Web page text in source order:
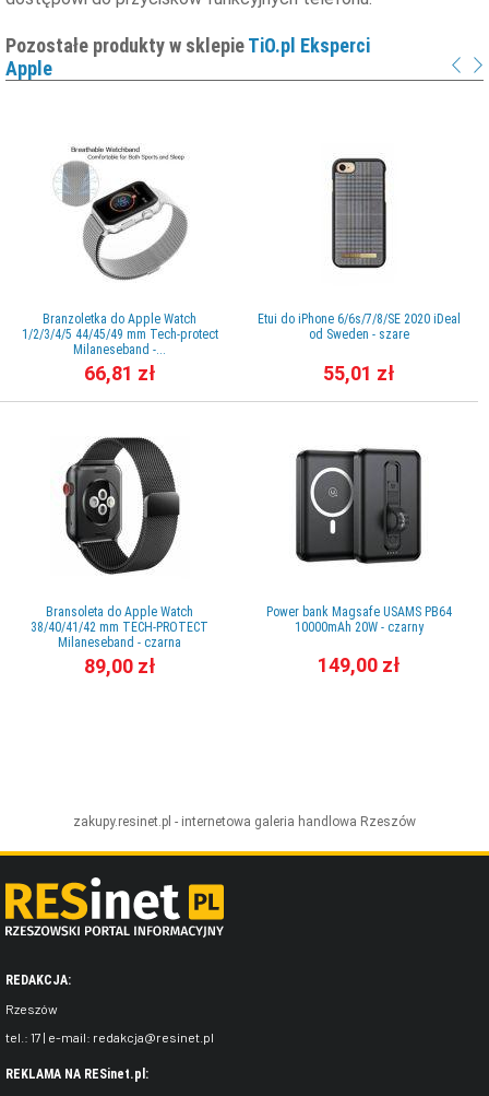
Pozostałe produkty w sklepieTiO.pl Eksperci
Apple
Branzoletka do Apple Watch
1/2/3/4/5 44/45/49 mm Tech-protect
Milaneseband -...
66,81 zł
Bransoleta do Apple Watch
38/40/41/42 mm TECH-PROTECT
Milaneseband - czarna
89,00 zł
Etui do iPhone 6/6s/7/8/SE 2020 iDeal
od Sweden - szare
55,01 zł
Power bank Magsafe USAMS PB64
10000mAh 20W - czarny
149,00 zł
zakupy.resinet.pl - internetowa galeria handlowa Rzeszów
REDAKCJA:
Rzeszów
tel.: 17 | e-mail: redakcja@resinet.pl
REKLAMA NA RESinet.pl: